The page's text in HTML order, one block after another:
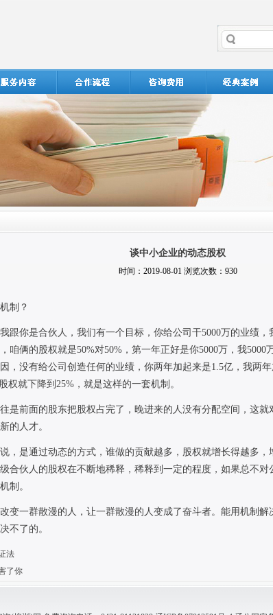
谈中小企业的动态股权
时间：2019-08-01 浏览次数：930
制？
跟你是合伙人，我们有一个目标，你给公司干5000万的业绩，
咱俩的股权就是50%对50% ，第一年正好是你5000万，我5000
，没有给公司创造任何的业绩，你两年加起来是1.5亿，我两
权就下降到 25% ，就是这样的一套机制。
是前面的股东把股权占完了，晚进来的人没有分配空间，这
的人才。
，是通过动态的方式，谁做的贡献越多，股权就增长得越多
合伙人的股权在不断地稀释，稀释到一定的程度，如果总不
制。
变一群散漫的人，让一群散漫的人变成了奋斗者。能用机制
不了的。
法
了你